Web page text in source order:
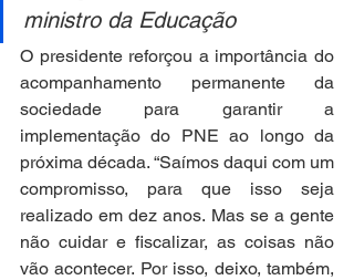
ministro da Educação
O presidente reforçou a importância do
acompanhamento permanente da
sociedade para garantir a
implementação do PNE ao longo da
próxima década. “Saímos daqui com um
compromisso, para que isso seja
realizado em dez anos. Mas se a gente
não cuidar e fiscalizar, as coisas não
vão acontecer. Por isso, deixo, também,